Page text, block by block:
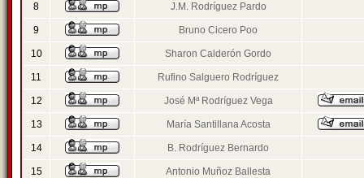
8 J.M. Rodríguez Pardo
9 Bruno Cicero Poo
10 Sharon Calderón Gordo
11 Rufino Salguero Rodríguez
12 José Mª Rodríguez Vega
13 María Santillana Acosta
14 B. Rodríguez Bernardo
15 Antonio Muñoz Ballesta